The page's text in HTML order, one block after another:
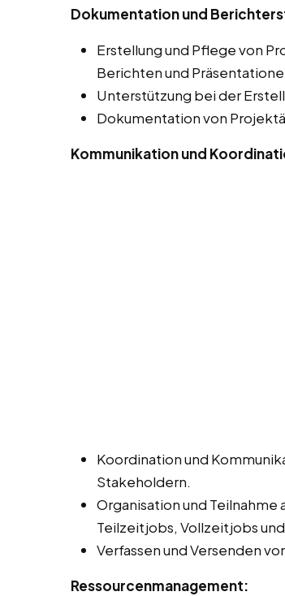
Dokumentation und
Erstellung und Pflege von
Berichten und
Unterstützung bei der
Dokumentation von
Kommunikation und
Koordination und
Stakeholdern.
Organisation und
Teilzeitjobs, Vollzeitjobs
Verfassen und Versenden
Ressourcenmanagement: